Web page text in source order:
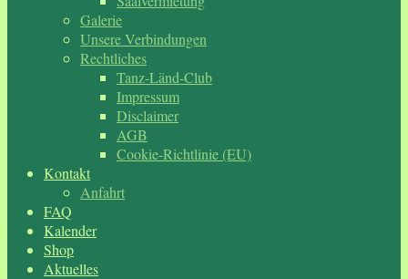
Galerie
Unsere Verbindungen
Rechtliches
Tanz-Länd-Club
Impressum
Disclaimer
AGB
Cookie-Richtlinie (EU)
Kontakt
Anfahrt
FAQ
Kalender
Shop
Aktuelles